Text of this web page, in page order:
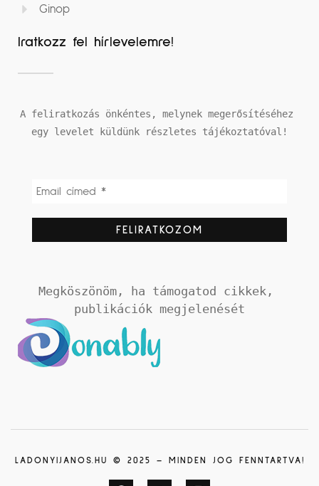
Ginop
Iratkozz fel hírlevelemre!
A feliratkozás önkéntes, melynek megerősítéséhez
egy levelet küldünk részletes tájékoztatóval!
Megköszönöm, ha támogatod cikkek,
publikációk megjelenését
LADONYIJANOS.HU © 2025 – MINDEN JOG FENNTARTVA!